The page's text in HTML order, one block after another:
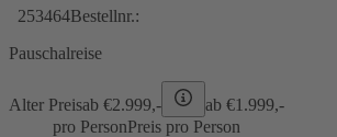
253464Bestellnr.:
Pauschalreise
Alter Preisab €2.999,- ab €1.999,-
pro PersonPreis pro Person